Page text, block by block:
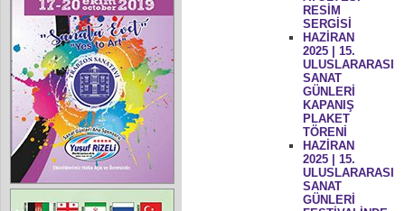
RESİM
SERGİSİ
HAZİRAN
2025 | 15.
ULUSLARARASI
SANAT
GÜNLERİ
KAPANIŞ
PLAKET
TÖRENİ
HAZİRAN
2025 | 15.
ULUSLARARASI
SANAT
GÜNLERİ